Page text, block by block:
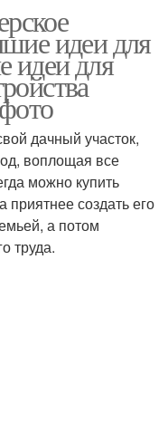
по соседству
идеи для
идеи для
дачный участок,
воплощая все
можно купить
приятнее создать его
а потом
труда.